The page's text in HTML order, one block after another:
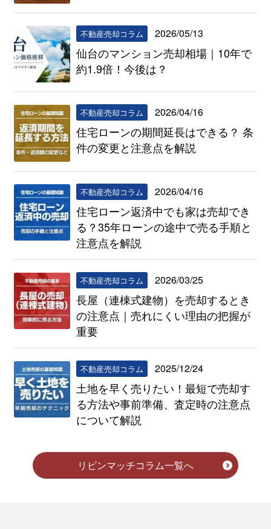
不動産売却コラム 2026/05/13
仙台のマンション売却相場｜10年で
約1.9倍！今後は？
不動産売却コラム 2026/04/16
住宅ローンの期間延長はできる？ 条
件の変更と注意点を解説
不動産売却コラム 2026/04/16
住宅ローン返済中でも家は売却でき
る？35年ローンの途中で売る手順と
注意点を解説
不動産売却コラム 2026/03/25
長屋（連棟式建物）を売却するとき
の注意点｜売れにくい理由の把握が
重要
不動産売却コラム 2025/12/24
土地を早く売りたい！最短で売却す
る方法や事前準備、査定時の注意点
について解説
リビンマッチコラム一覧へ